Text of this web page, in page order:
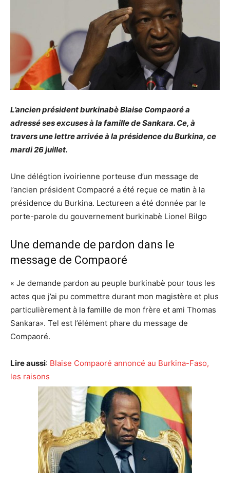
L’ancien président burkinabè Blaise Compaoré a
adressé ses excuses à la famille de Sankara. Ce, à
travers une lettre arrivée à la présidence du Burkina, ce
mardi 26 juillet.
Une délégtion ivoirienne porteuse d’un message de
l’ancien président Compaoré a été reçue ce matin à la
présidence du Burkina. Lectureen a été donnée par le
porte-parole du gouvernement burkinabè Lionel Bilgo
Une demande de pardon dans le
message de Compaoré
« Je demande pardon au peuple burkinabè pour tous les
actes que j’ai pu commettre durant mon magistère et plus
particulièrement à la famille de mon frère et ami Thomas
Sankara». Tel est l’élément phare du message de
Compaoré.
Lire aussi: Blaise Compaoré annoncé au Burkina-Faso,
les raisons